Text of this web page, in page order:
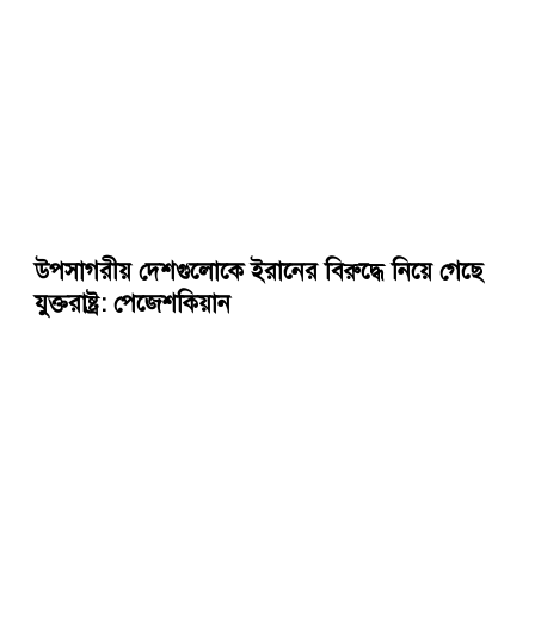
উপসাগরীয় দেশগুলোকে ইরানের বিরুদ্ধে নিয়ে গেছে
যুক্তরাষ্ট্র: পেজেশকিয়ান